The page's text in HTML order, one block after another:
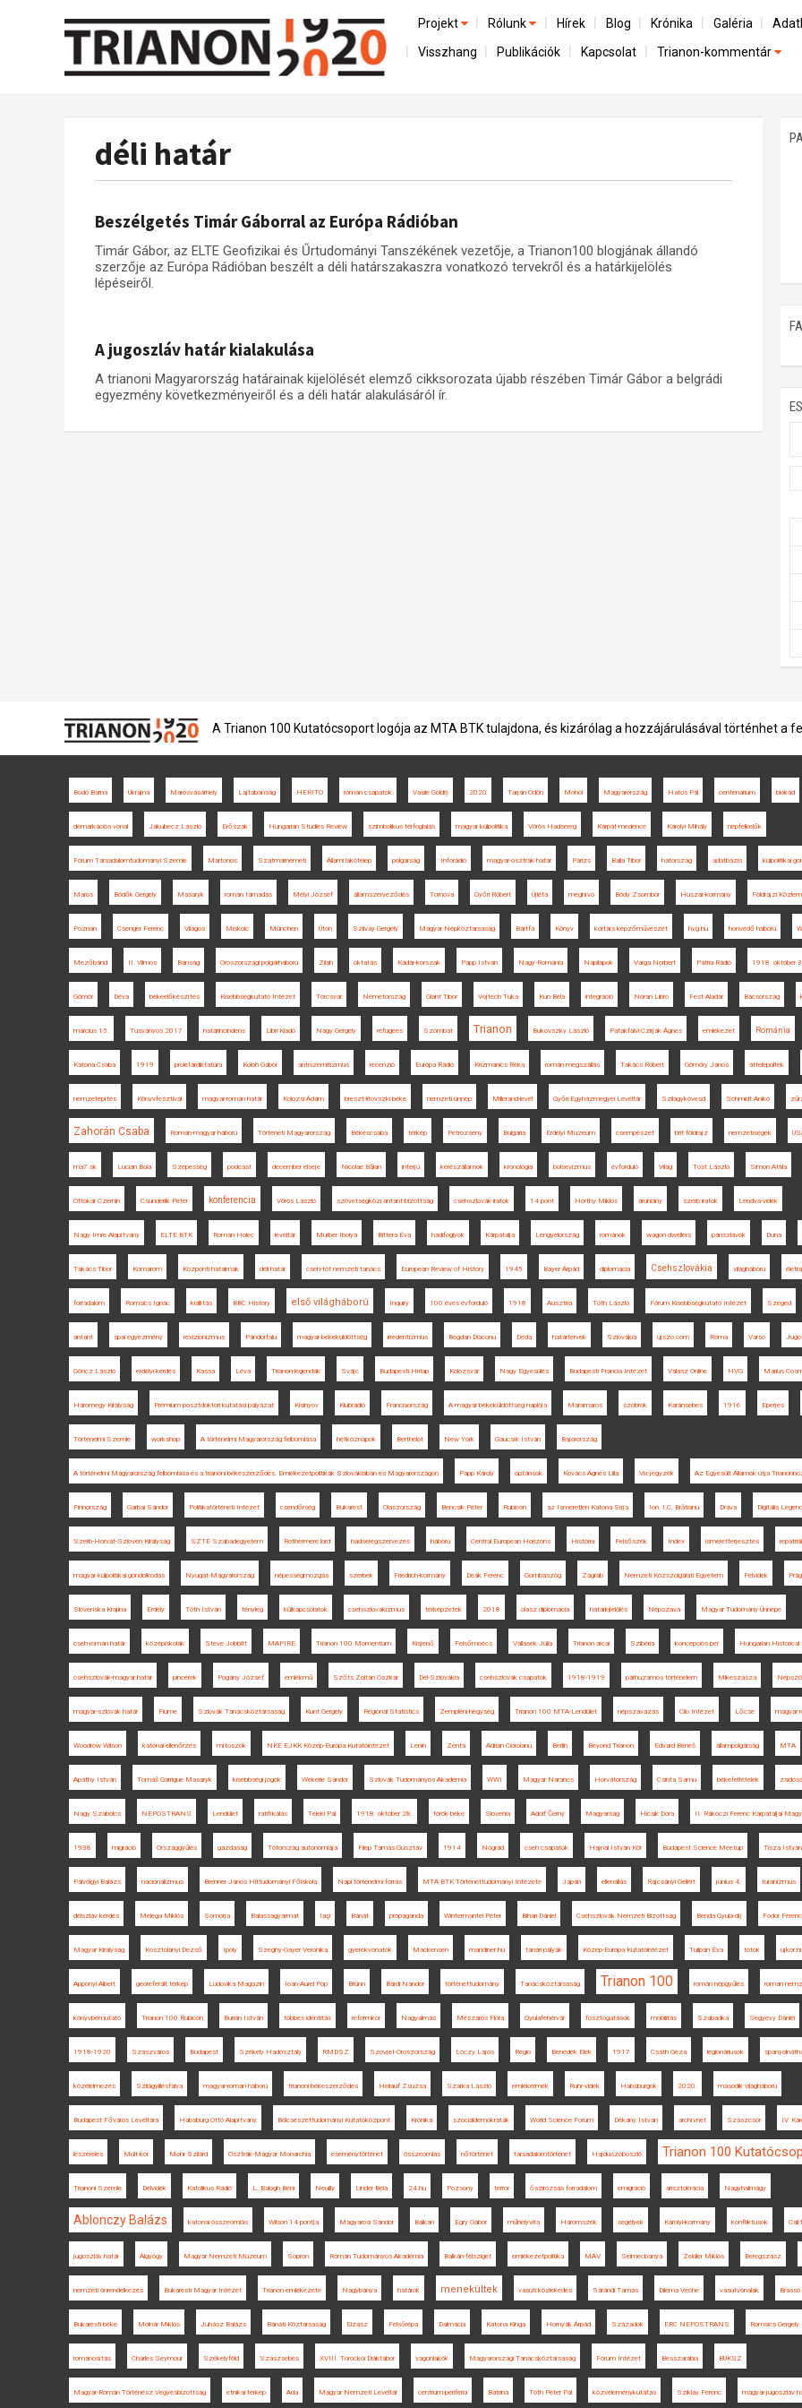
Projekt
Előzmények
Az összeomlás és a magyar társadalom
Utókor és emlékezet
Rólunk
A kutatócsoport működéséről
Hírek Blog Krónika Galéria
Visszhang Publikációk Kapcsolat Trianon-kommentár
déli határ
Beszélgetés Timár Gáborral az Európa Rádióban
Timár Gábor, az ELTE Geofizikai és Űrtudományi Tanszékének vezetője, a Trianon100 blogjának állandó
szerzője az Európa Rádióban beszélt a déli határszakaszra vonatkozó tervekről és a határkijelölés
lépéseiről.
A jugoszláv határ kialakulása
A trianoni Magyarország határainak kijelölését elemző cikksorozata újabb részében Timár Gábor a belgrádi
egyezmény következményeiről és a déli határ alakulásáról ír.
A Trianon 100 Kutatócsoport logója az MTA BTK tulajdona, és kizárólag a hozzájárulásával történhet a
Bodó Barna Ukrajna Marosvásárhely Lajtabánság HERITO román csapatok Vasile Goldiș 2020 Tarján Ödön Mohol Magyarország Hatos Pál centenárium blokád
demarkációs vonal Jakubecz László Erőszak Hungarian Studies Review szimbolikus térfoglalás magyar külpolitika Vörös Hadsereg Kárpát-medence Károlyi Mihály népfelkelők
Fórum Társadalomtudományi Szemle Martonos Szatmárnémeti Állami lakótelep polgárság Inforádió magyar-osztrák határ Párizs Balla Tibor hátország adatbázis külpolitikai
Maros Bödők Gergely Masaryk román támadás Mélyi József államszerveződés Tornova Győri Róbert Újléta meghívó Bódy Zsombor Huszár-kormány Földrajzi
Poznan Csenger Ferenc Világos Miskolc München Úton Szilvay Gergely Magyar Népköztársaság Bártfa Könyv kortárs képzőművészet hvg.hu honvédő háború
Mezőbánd II. Vilmos Bánság Oroszországi polgárháború Zilah oktatás Kádár-korszak Papp István Nagy-Románia Napilapok Varga Norbert Pátria Rádió 1918. október
Gömör Déva békeelőkészítés Kisebbségkutató Intézet Törcsvár Németország Glant Tibor Vojtech Tuka Kun Béla integráció Noran Libro Fest Aladár Bácsország
március 15. Tusványos 2017 határincindens Libri Kiadó Nagy Gergely refugees Szombat Trianon Bukovszky László Patakfalvi-Czirják Ágnes emlékezet Románia
Katona Csaba 1919 proletárdiktatúra Koloh Gábor antiszemitizmus recenzió Európa Rádió Krizmanics Réka román megszállás Takács Róbert Gömöry János áttelepültek
nemzetépítés Könyvfesztivál magyar-román határ Kolozsi Ádám breszt-litovszki béke nemzeti ünnep Millerand-levél Győri Egyházmegyei Levéltár Szilágykövesd Schmidt Anikó
Zahorán Csaba Román-magyar háború Történeti Magyarország Békéscsaba térkép Petrozsény Bulgária Erdélyi Múzeum csempészet brit földrajz nemzetiségek
ma7.sk Lucian Boia Szepesség podcast december elseje Nicolae Bălan interjú kérészállamok kronológia bolsevizmus évforduló Világ Tost László Simon Attila
Ottokar Czernin Csunderlik Péter konferencia Vörös László szövetségközi antant-bizottság csehszlovák iratok 14 pont Horthy Miklós áruhiány szerb iratok Lendva-vidék
Nagy Imre Alapítvány ELTE BTK Roman Holec levéltár Murber Ibolya Bittera Éva hadifoglyok Kárpátalja Lengyelország románok wagon dwellers pánszlávok Duna
Takács Tibor Komárom Központi hatalmak déli határ cseh-tót nemzeti tanács European Review of History 1945 Bayer Árpád diplomácia Csehszlovákia világháború
forradalom Romsics Ignác kiállítás BBC History első világháború Inquiry 100 éves évforduló 1918 Ausztria Tóth László Fórum Kisebbségkutató Intézet Szeged
antant spai egyezmény revizionizmus Pándorfalu magyar békeküldöttség irredentizmus Bogdan Diaconu Déda határtervek Szlovákia ujszo.com Róma Varsó
Göncz László erdélyi kérdés Kassa Léva Trianon-legendák Svájc Budapesti Hírlap Kolozsvár Nagy Egyesülés Budapesti Francia Intézet Válasz Online HVG Marius
Háromegy Királyság Prémium posztdoktori kutatási pályázat Kisinyov Klubrádió Franciaország A magyar békeküldöttség naplója Máramaros szobrok Karánsebes 1916 Eperjes
Történelmi Szemle workshop A történelmi Magyarország felbomlása hétköznapok Berthelot New York Gaucsík István Bajorország
A történelmi Magyarország felbomlása és a trianoni békeszerződés. Emlékezetpolitikák Szlovákiában és Magyarországon Papp Károly optánsok Kovács Ágnes Lilla Vix-jegyzék Az Egyesült Államok útja
Finnország Garbai Sándor Politikatörténeti Intézet csendőrség Bukarest Olaszország Bencsik Péter Rubicon az Ismeretlen Katona Sírja Ion. I.C. Brătianu Dráva Digitális
Szerb-Horvát-Szlovén Királyság SZTE Szabadegyetem Rothermere lord hadseregszervezés háború Central European Horizons História Felsőszék Index ismeretterjesztés
magyar külpolitikai gondolkodás Nyugat-Magyarország népességmozgás szerbek Friedrich-kormány Deák Ferenc Gombaszög Zágráb Nemzeti Közszolgálati Egyetem Felvidék
Slovenska Krajina Erdély Tóth István tényleg külkapcsolatok csehszlovakizmus térképzetek 2018 olasz diplomácia határkijelölés Népszava Magyar Tudomány Ünnepe
cseh-román határ középiskolák Steve Jobbitt MAPIRE Trianon 100 Momentum Kisjenő Felsőmoécs Vallasek Júlia Trianon arcai Szibéria koncepciós per Hungarian Historical
csehszlovák-magyar határ pincérek Pogány József emlékmű Szőts Zoltán Oszkár Dél-Szlovákia csehszlovák csapatok 1918-1919 párhuzamos történelem Mikeszásza
magyar-szlovák határ Fiume Szlovák Tanácsköztársaság Kunt Gergely Regional Statistics Zempléni-hegység Trianon 100 MTA-Lendület népszavazás Clio Intézet Lőcse magyar
Woodrow Wilson katonai ellenőrzés mítoszok NKE EJKK Közép-Európa Kutatóintézet Lenin Zenta Adrian Cioroianu Berlin Beyond Trianon Edvard Beneš állampolgárság MTA
Apáthy István Tomáš Garrigue Masaryk kisebbségi jogok Wekerle Sándor Szlovák Tudományos Akadémia WWI Magyar Narancs Horvátország Csinta Samu békefeltételek
Nagy Szabolcs NEPOSTRANS Lendület ratifikálás Teleki Pál 1918. október 28. török béke Slovenia Adolf Černý Magyarság Hicsik Dóra II. Rákóczi Ferenc Kárpátaljai
1938 migráció Országgyűlés gazdaság Tótország autonómiája Filep Tamás Gusztáv 1914 Nógrád cseh csapatok Hajnal István Kör Budapest Science Meetup Tisza István
Pálvölgyi Balázs nacionalizmus Brenner János Hittudományi Főiskola Napi történelmi forrás MTA BTK Történettudományi Intézete Japán ellenállás Rajcsányi Gellért június 4. turanizmus
délszláv kérdés Melega Miklós Somorja Balassagyarmat Iaşi Bánát propaganda Wintermantel Péter Bihari Dániel Csehszlovák Nemzeti Bizottság Benda Gyula-díj Fodor Ferenc
Magyar Királyság Kosztolányi Dezső Ipoly Szeghy-Gayer Veronika gyerekvonatok Mackensen mandiner.hu tanári pályák Közép-Európa Kutatóintézet Tulipán Éva tótok
Apponyi Albert georeferált térkép Ludovika Magazin Ioan-Aurel Pop Brünn Bárdi Nándor történettudomány Tanácsköztársaság Trianon 100 román népgyűlés román
könyvbemutató Trianon 100 Rubicon Burián István többes identitás reformkor Nagyalmás Mészáros Flóra Gyulafehérvár fosztogatások mobilitás Szabadka Segyevy Dániel
1918-1920 Szászváros Budapest Székely Hadosztály RMDSZ Szovjet-Oroszország Lóczy Lajos Regio Benedek Elek 1917 Csáth Géza legionáriusok
közélelmezés Szilágyillésfalva magyar-román háború trianoni békeszerződés Heilauf Zsuzsa Szarka László emlékérmék Ruhr-vidék Habsburgok 2020. második világháború
Budapest Főváros Levéltára Habsburg Ottó Alapítvány Bölcsészettudományi Kutatóközpont Krónika szociáldemokraták World Science Forum Dékány István archívnet Szászcsór IV.
leszerelés Múlt-kor Mohr Szilárd Osztrák-Magyar Monarchia eseménytörténet összeomlás nőtörténet társadalomtörténet Hajdúszoboszló Trianon 100
Trianoni Szemle Délvidék Katolikus Rádió L. Balogh Béni Neuilly Linder Béla 24.hu Pozsony terror őszirózsás forradalom emigráció arisztokrácia Nagyhalmágy
Ablonczy Balázs katonai összeomlás Wilson 14 pontja Magyarosi Sándor Balkán Egry Gábor műhelyvita Háromszék segélyek Károlyi-kormány konfliktusok Call
jugoszláv határ Algyógy Magyar Nemzeti Múzeum Sopron Román Tudományos Akadémia Balkán-félsziget emlékezetpolitika MÁV Selmecbánya Zeidler Miklós Beregszász
nemzeti önrendelkezés Bukaresti Magyar Intézet Trianon emlékezete Nagybánya határok menekültek vasúti közlekedés Sárándi Tamás Dilema Veche vasútvonalak Brassó
Bukaresti béke Molnár Miklós Juhász Balázs Bánáti Köztársaság Elzász Felsőrépa Dalmácia Katona Kinga Hornyák Árpád Századok ERC NEPOSTRANS Romsics Gergely
románosítás Charles Seymour Székelyföld Szászsebes XVIII. Torockói Diáktábor vagonlakók Magyarországi Tanácsköztársaság Fórum Intézet Besszarábia BUKSZ
Magyar-Román Történész Vegyesbizottság etnikai térkép Ada Magyar Nemzeti Levéltár centrum-periféria Batrina Tóth Péter Pál közvéleménykutatás Sziklay Ferenc magyar-jugoszláv